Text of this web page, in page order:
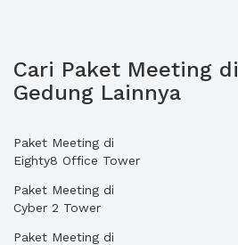
Cari Paket Meeting di
Gedung Lainnya
Paket Meeting di
Eighty8 Office Tower
Paket Meeting di
Cyber 2 Tower
Paket Meeting di